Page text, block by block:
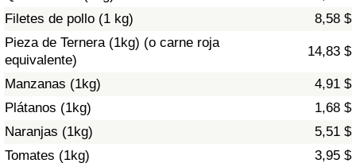
Filetes de pollo (1 kg)
8,58 $
Pieza de Ternera (1kg) (o carne roja
equivalente)
14,83 $
Manzanas (1kg)
4,91 $
Plátanos (1kg)
1,68 $
Naranjas (1kg)
5,51 $
Tomates (1kg)
3,95 $
Índice de Sanidad por País
Contaminación
Índice de Contaminación (Actual)
Índice de contaminación